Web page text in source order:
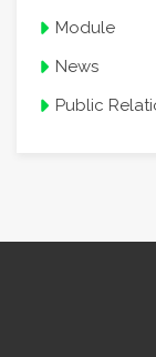
Module
News
Public